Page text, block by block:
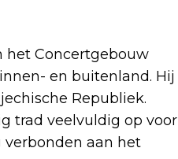
het Concertgebouw
en buitenland. Hij
Republiek.
trad veelvuldig op voor
verbonden aan het